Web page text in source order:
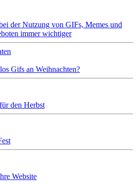
der Nutzung von GIFs, Memes und
immer wichtiger
Gifs an Weihnachten?
den Herbst
Website